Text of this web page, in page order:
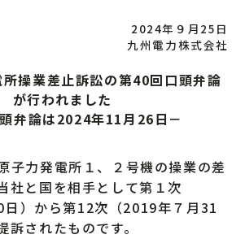
2024年９月25日
九州電力株式会社
操業差止訴訟の第40回口頭弁論
が行われました
弁論は2024年11月26日－
子力発電所１、２号機の操業の差
社と国を相手として第１次
日）から第12次（2019年７月31
訴されたものです。